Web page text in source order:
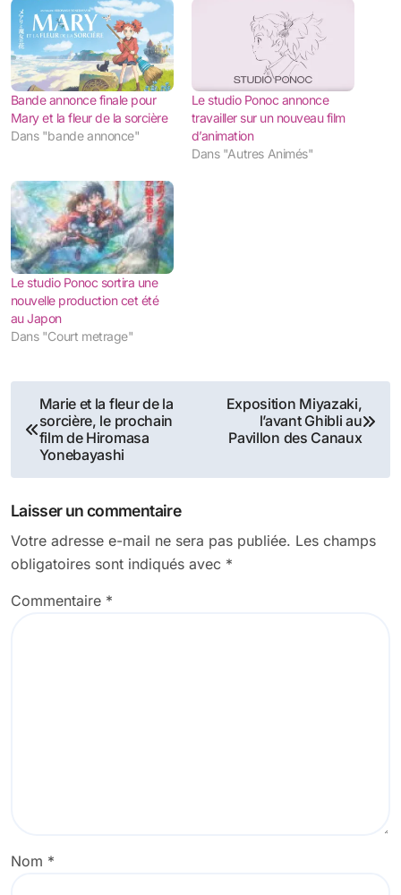
Bande annonce finale pour
Mary et la fleur de la sorcière
Dans "bande annonce"
Le studio Ponoc annonce
travailler sur un nouveau film
d’animation
Dans "Autres Animés"
Le studio Ponoc sortira une
nouvelle production cet été
au Japon
Dans "Court metrage"
Navigation
de
l’article
Marie et la fleur de la
sorcière, le prochain
film de Hiromasa
Yonebayashi
Exposition Miyazaki,
l’avant Ghibli au
Pavillon des Canaux
Laisser un commentaire
Votre adresse e-mail ne sera pas publiée. Les champs
obligatoires sont indiqués avec *
Commentaire *
Nom *